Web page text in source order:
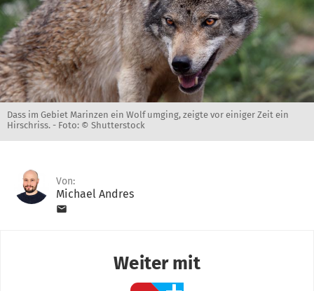
Dass im Gebiet Marinzen ein Wolf umging, zeigte vor einiger Zeit ein
Hirschriss. - Foto: © Shutterstock
Von:
Michael Andres